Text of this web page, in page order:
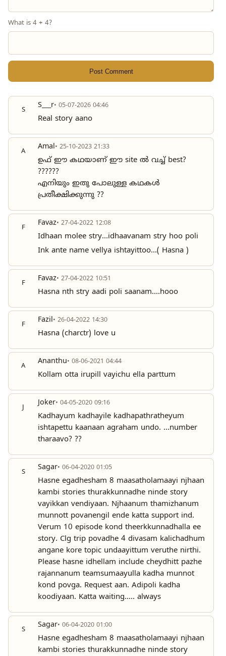
What is 4 + 4?
Post Comment
S S___r• 05-07-2026 04:46
Real story aano
A Amal• 25-10-2023 21:33
ഉഫ് ഈ കഥയാണ് ഈ site ൽ വച്ച് best?
??????
എനിയും ഇതു പോലുള്ള കഥകൾ
പ്രതീക്ഷിക്കുന്നു ??
F Favaz• 27-04-2022 12:08
Idhaan molee stry...idhaavanam stry hoo poli
Ink ante name vellya ishtayittoo...( Hasna )
F Favaz• 27-04-2022 10:51
Hasna nth stry aadi poli saanam....hooo
F Fazil• 26-04-2022 14:30
Hasna (charctr) love u
A Ananthu• 08-06-2021 04:44
Kollam otta irupill vayichu ella parttum
Joker• 04-05-2020 09:16
Kadhayum kadhayile kadhapathratheyum
ishtapettu kaanaan agraham undo. ...number
tharaavo? ??
S Sagar• 06-04-2020 01:05
Hasne egadhesham 8 maasatholamaayi njhaan
kambi stories thurakkunnadhe ninde story
vayikkan vendiyaan. Njhaanum thamizhanum
munnott povanengil ende katta support ind.
Verum 10 episode kond theerkkunnadhalla ee
story. Clg trip povadhe 4 divasam kalichadhum
angane kore topic undaayittum veruthe nirthi.
Please hasne idhellam include cheydhitt pazhe
rajannanum teamsumaayulla kadha munnot
kond povga. Request aan. Adipoli kadha
koodiyaan. Katta waiting..... always
S Sagar• 06-04-2020 01:00
Hasne egadhesham 8 maasatholamaayi njhaan
kambi stories thurakkunnadhe ninde story